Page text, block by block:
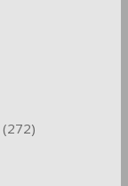
(272)